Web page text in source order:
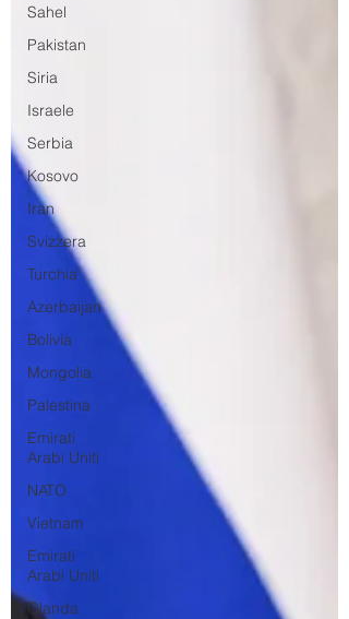
Sahel
Pakistan
Siria
Israele
Serbia
Kosovo
Iran
Svizzera
Turchia
Azerbaijan
Bolivia
Mongolia
Palestina
Emirati
Arabi Uniti
NATO
Vietnam
Emirati
Arabi Uniti
Olanda